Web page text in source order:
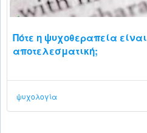
Πότε η ψυχοθεραπεία είναι
αποτελεσματική;
ψυχολογία